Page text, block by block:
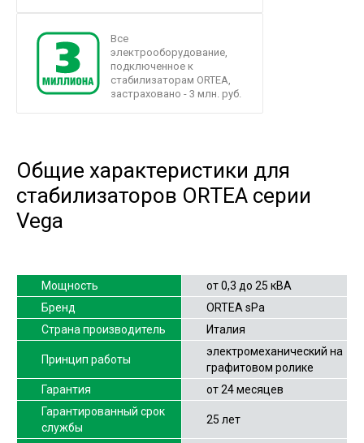
Все
электрооборудование,
подключенное к
стабилизаторам ORTEA,
застраховано - 3 млн. руб.
Общие характеристики для
стабилизаторов ORTEA серии
Vega
Мощность
от 0,3 до 25 кВА
Бренд
ORTEA sPa
Страна производитель
Италия
Принцип работы
электромеханический на
графитовом ролике
Гарантия
от 24 месяцев
Гарантированный срок
службы
25 лет